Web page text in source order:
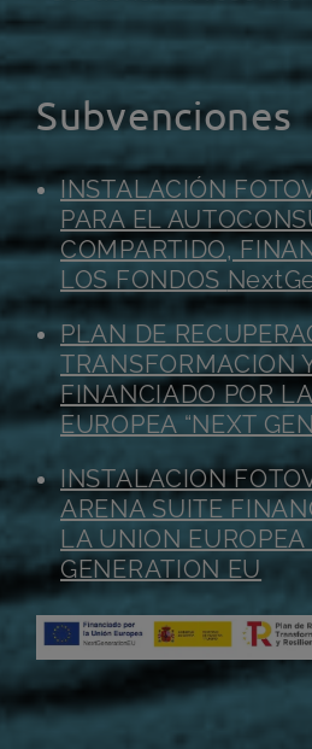
Subvenciones
INSTALACIÓN
PARA EL
COMPARTIDO,
LOS FONDOS
PLAN DE
TRANSFORMACION
FINANCIADO POR
EUROPEA “NEXT
INSTALACION
ARENA SUITE
LA UNION EUROPEA
GENERATION EU